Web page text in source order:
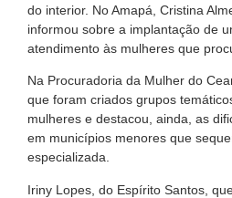
do interior. No Amapá, Cristina
informou sobre a implantação de
atendimento às mulheres que
Na Procuradoria da Mulher do
que foram criados grupos
mulheres e destacou, ainda, as
em municípios menores que
especializada.
Iriny Lopes, do Espírito Santos,